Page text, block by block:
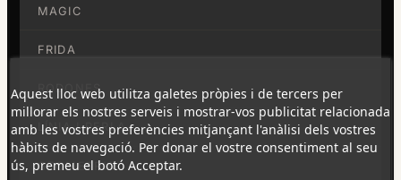
MAGIC
FRIDA
RODONES
LÍNIA I PERLA
GEOMETRIA
Aquest lloc web utilitza galetes pròpies i de tercers per
millorar els nostres serveis i mostrar-vos publicitat relacionada
amb les vostres preferències mitjançant l'anàlisi dels vostres
hàbits de navegació. Per donar el vostre consentiment al seu
ús, premeu el botó Acceptar.